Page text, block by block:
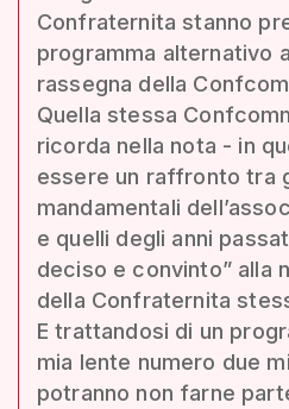
Confraternita stanno
programma alternativo
rassegna della
Quella stessa
ricorda nella nota - in
essere un raffronto tra
mandamentali
e quelli degli anni
deciso e convinto” alla
della Confraternita
E trattandosi di un
mia lente numero due
potranno non farne